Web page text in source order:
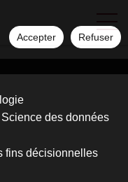
Accepter Refuser
Science des données
fins décisionnelles